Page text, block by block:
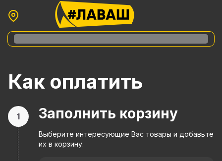
Как оплатить
1 Заполнить корзину
Выберите интересующие Вас товары и добавьте
их в корзину.